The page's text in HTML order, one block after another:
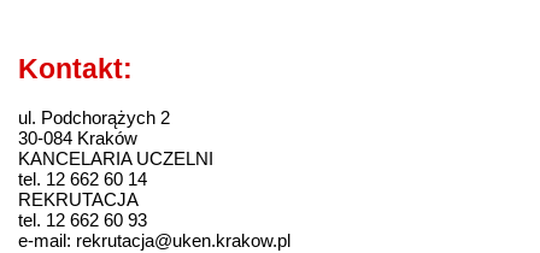
Kontakt:
ul. Podchorążych 2
30-084 Kraków
KANCELARIA UCZELNI
tel. 12 662 60 14
REKRUTACJA
tel. 12 662 60 93
e-mail: rekrutacja@uken.krakow.pl